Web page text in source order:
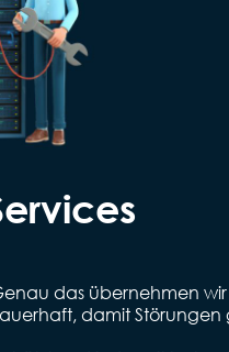
das übernehmen
damit Störungen